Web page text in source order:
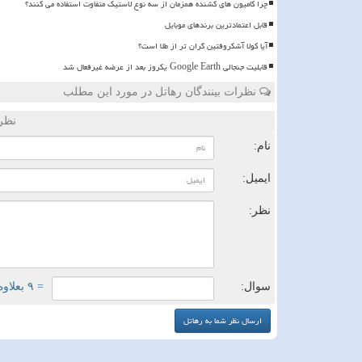
چرا کامیون های کشنده همزمان از سه نوع لاستیک متفاوت استفاده می کنند؟
قابل اعتمادترین برندهای موبایل
آیا کولا آشکروفتین گران تر از طلا است؟
قابلیت جنجالی Google Earth یکروز بعد از عرضه غیرفعال شد
نظرات بینندگان رهاتل در مورد این مطلب
نام:
ایمیل:
نظر:
سوال: = ۹ بعلاوه ۴